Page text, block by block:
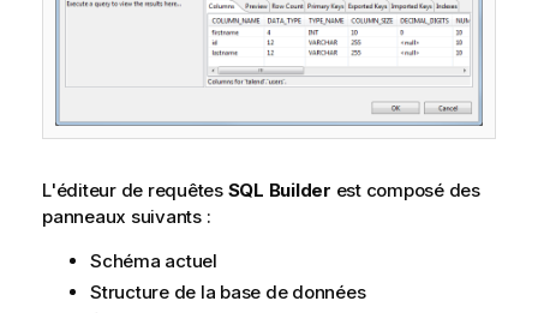
L'éditeur de requêtes SQL Builder est composé des
panneaux suivants :
Schéma actuel
Structure de la base de données